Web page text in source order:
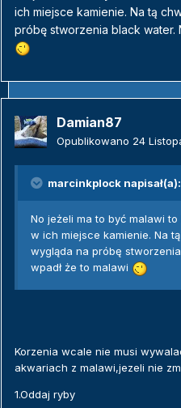
ich miejsce kamienie. Na tą
próbę stworzenia black water.
Damian87
Opublikowano 24
marcinkplock napisał(a):
No jeżeli ma to być malawi
w ich miejsce kamienie. Na
wygląda na próbę
wpadł że to malawi
Korzenia wcale nie musi
akwariach z malawi,jezeli nie
1.Oddaj ryby